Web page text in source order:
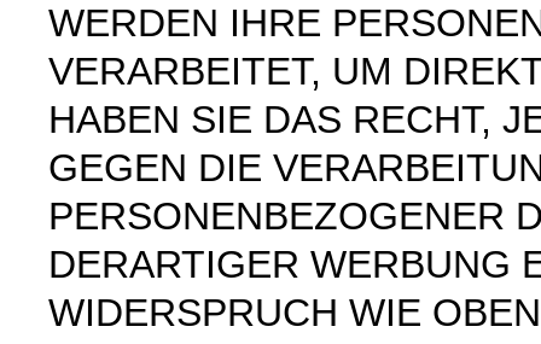
WERDEN IHRE
VERARBEITET, UM
HABEN SIE DAS RECHT,
GEGEN DIE
PERSONENBEZOGENER
DERARTIGER WERBUNG
WIDERSPRUCH WIE